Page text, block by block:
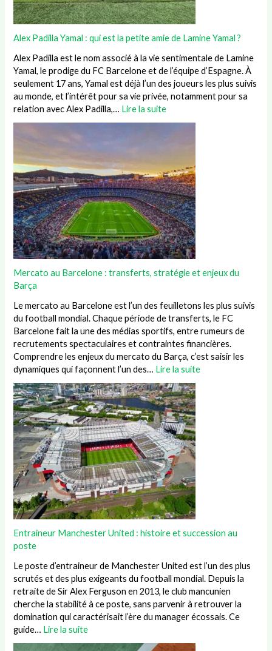
Alex Padilla Yamal : qui est la petite amie de Lamine Yamal ?
Alex Padilla est le nom associé à la vie sentimentale de Lamine
Yamal, le prodige du FC Barcelone et de l’équipe d’Espagne. À
seulement 17 ans, Yamal est déjà l’un des joueurs les plus suivis
au monde, et l’intérêt pour sa vie privée, notamment pour sa
relation avec Alex Padilla,… Lire la suite
Mercato au Barcelone : transferts, stratégie et enjeux du
Barça
Le mercato au Barcelone est l’un des feuilletons les plus suivis
du football mondial. Chaque période de transferts, le FC
Barcelone fait la une des médias sportifs, entre rumeurs de
recrutements spectaculaires et contraintes financières.
Comprendre les enjeux du mercato du Barça, c’est saisir les
dynamiques qui façonnent l’un des… Lire la suite
Entraineur Manchester United : histoire et succession au
poste
Le poste d’entraineur de Manchester United est l’un des plus
scrutés et des plus exigeants du football mondial. Depuis la
retraite de Sir Alex Ferguson en 2013, le club mancunien
cherche la stabilité à ce poste, sans parvenir à retrouver la
domination qui caractérisait l’ère du manager écossais. Ce
guide… Lire la suite